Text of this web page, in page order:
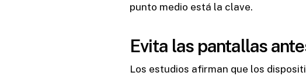
punto medio está la clave.
Evita las pantallas
Los estudios afirman que los